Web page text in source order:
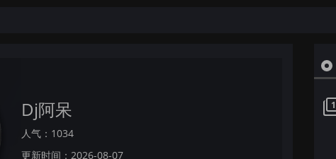
Dj阿呆
人气：1034
更新时间：2026-08-07
1